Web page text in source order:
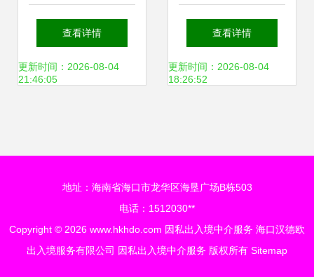
上 移民协会会长林
康谈“争优创先”因
查看详情
更新时间：2026-08-04
21:46:05
境中介机构资格认
定审批相关事项的
查看详情
更新时间：2026-08-04
18:26:52
地址：海南省海口市龙华区海垦广场B栋503
电话：1512030**
Copyright © 2026 www.hkhdo.com 因私出入境中介服务 海口汉德欧
出入境服务有限公司 因私出入境中介服务 版权所有 Sitemap